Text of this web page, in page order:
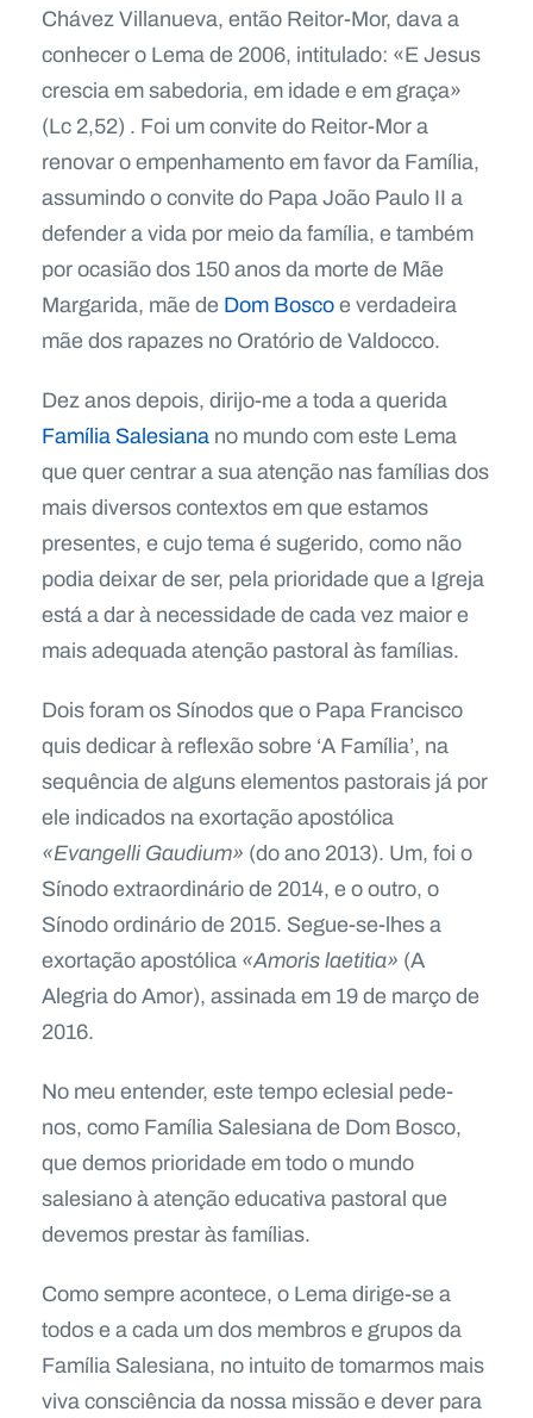
Chávez Villanueva, então Reitor-Mor, dava a
conhecer o Lema de 2006, intitulado: «E Jesus
crescia em sabedoria, em idade e em graça»
(Lc 2,52) . Foi um convite do Reitor-Mor a
renovar o empenhamento em favor da Família,
assumindo o convite do Papa João Paulo II a
defender a vida por meio da família, e também
por ocasião dos 150 anos da morte de Mãe
Margarida, mãe de Dom Boscoe verdadeira
mãe dos rapazes no Oratório de Valdocco.
Dez anos depois, dirijo-me a toda a querida
Família Salesianano mundo com este Lema
que quer centrar a sua atenção nas famílias dos
mais diversos contextos em que estamos
presentes, e cujo tema é sugerido, como não
podia deixar de ser, pela prioridade que a Igreja
está a dar à necessidade de cada vez maior e
mais adequada atenção pastoral às famílias.
Dois foram os Sínodos que o Papa Francisco
quis dedicar à reflexão sobre ‘A Família’, na
sequência de alguns elementos pastorais já por
ele indicados na exortação apostólica
«Evangelli Gaudium» (do ano 2013). Um, foi o
Sínodo extraordinário de 2014, e o outro, o
Sínodo ordinário de 2015. Segue-se-lhes a
exortação apostólica«Amoris laetitia» (A
Alegria do Amor), assinada em 19 de março de
2016.
No meu entender, este tempo eclesial pede-
nos, como Família Salesiana de Dom Bosco,
que demos prioridade em todo o mundo
salesiano à atenção educativa pastoral que
devemos prestar às famílias.
Como sempre acontece, o Lema dirige-se a
todos e a cada um dos membros e grupos da
Família Salesiana, no intuito de tomarmos mais
viva consciência da nossa missão e dever para